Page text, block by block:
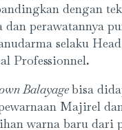
dengan
dan perawatannya
selaku
Professionnel.
Balayagebisa
Majirel
warna baru dari